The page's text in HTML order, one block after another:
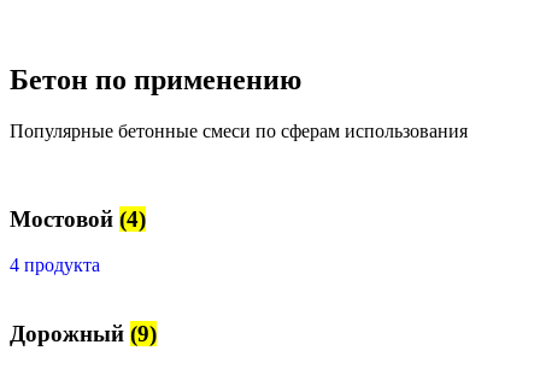
Бетон по применению
Популярные бетонные смеси по сферам использования
Мостовой (4)
4 продукта
Дорожный (9)